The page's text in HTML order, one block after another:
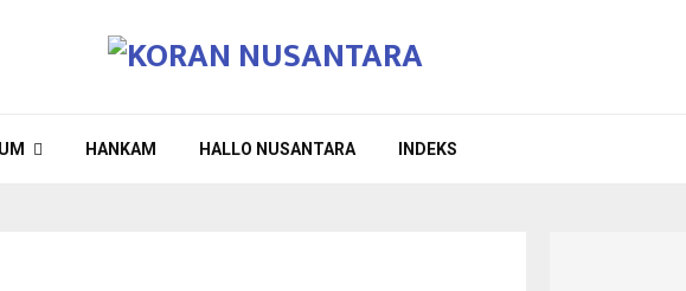
HANKAM HALLO NUSANTARA INDEKS